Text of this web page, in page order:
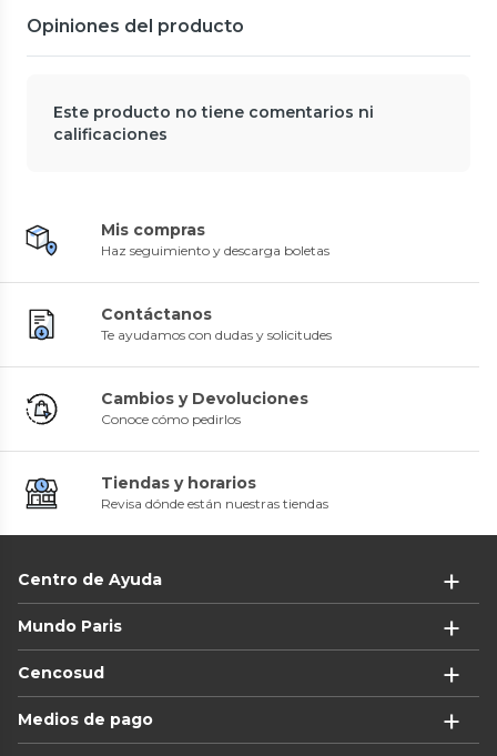
Opiniones del producto
Este producto no tiene comentarios ni
calificaciones
Mis compras
Haz seguimiento y descarga boletas
Contáctanos
Te ayudamos con dudas y solicitudes
Cambios y Devoluciones
Conoce cómo pedirlos
Tiendas y horarios
Revisa dónde están nuestras tiendas
Centro de Ayuda
Mundo Paris
Cencosud
Medios de pago